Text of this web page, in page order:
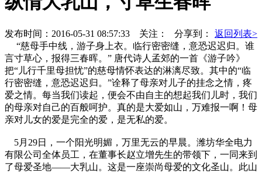
发布时间：2016-05-31 08:57:33 关注： 分享到：
返回列表>
“慈母手中线，游子身上衣。临行密密缝，意恐迟迟归。谁
言寸草心，报得三春晖。” 唐代诗人孟郊的一首《游子吟》
把“儿行千里母担忧”的慈母情怀表达的淋漓尽致。其中的“临
行密密缝，意恐迟迟归。”诠释了母亲对儿子的挂念之情，疼
爱之情。每当我们读起，便会不由自主的想起我们儿时，我们
的母亲对自己的百般呵护。真的是大爱如山，万难报一啊！母
亲对儿女的爱是完全的爱，是无私的爱。
5月29日，一个阳光明媚，万里无云的早晨。潍坊华全电力
有限公司全体员工，在董事长赵立增先生的带领下，一同来到
了母爱圣地——大乳山。这是一座崇尚母爱的文化圣山。此山